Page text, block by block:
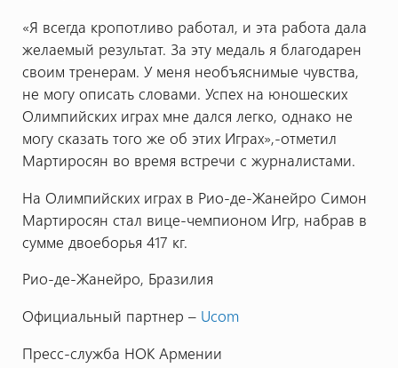
«Я всегда кропотливо работал, и эта работа дала
желаемый результат. За эту медаль я благодарен
своим тренерам. У меня необъяснимые чувства,
не могу описать словами. Успех на юношеских
Олимпийских играх мне дался легко, однако не
могу сказать того же об этих Играх»,-отметил
Мартиросян во время встречи с журналистами.
На Олимпийских играх в Рио-де-Жанейро Симон
Мартиросян стал вице-чемпионом Игр, набрав в
сумме двоеборья 417 кг.
Рио-де-Жанейро, Бразилия
Официальный партнер – Ucom
Пресс-служба НОК Армении